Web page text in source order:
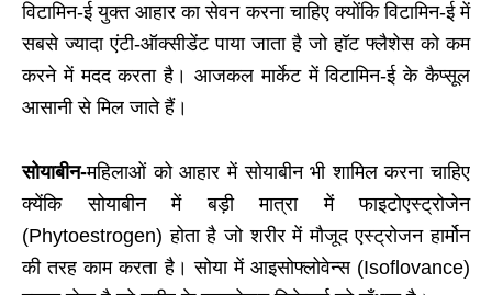
विटामिन-ई युक्त आहार का सेवन करना चाहिए क्योंकि विटामिन-ई में
सबसे ज्यादा एंटी-ऑक्सीडेंट पाया जाता है जो हॉट फ्लैशेस को कम
करने में मदद करता है। आजकल मार्केट में विटामिन-ई के कैप्सूल
आसानी से मिल जाते हैं।
सोयाबीन-महिलाओं को आहार में सोयाबीन भी शामिल करना चाहिए
क्येंकि सोयाबीन में बड़ी मात्रा में फाइटोएस्ट्रोजेन
(Phytoestrogen) होता है जो शरीर में मौजूद एस्ट्रोजन हार्मोन
की तरह काम करता है। सोया में आइसोफ्लोवेन्स (Isoflovance)